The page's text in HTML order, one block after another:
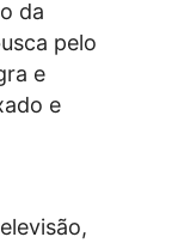
da
pelo
e
e